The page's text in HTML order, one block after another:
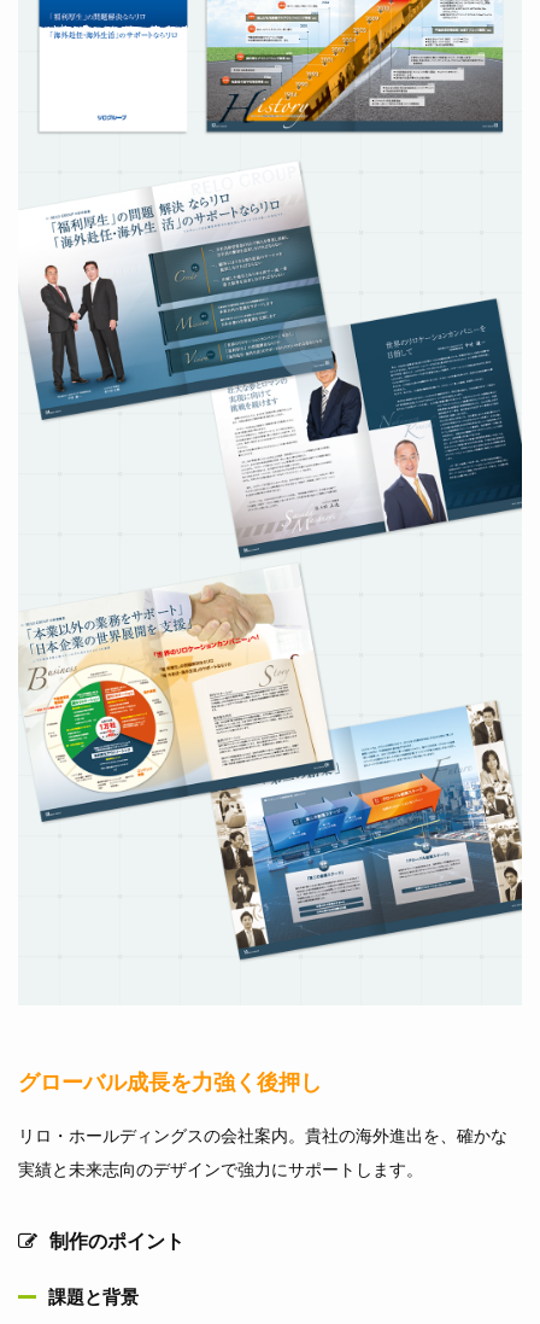
グローバル成長を力強く後押し
リロ・ホールディングスの会社案内。貴社の海外進出を、確かな
実績と未来志向のデザインで強力にサポートします。
制作のポイント
課題と背景